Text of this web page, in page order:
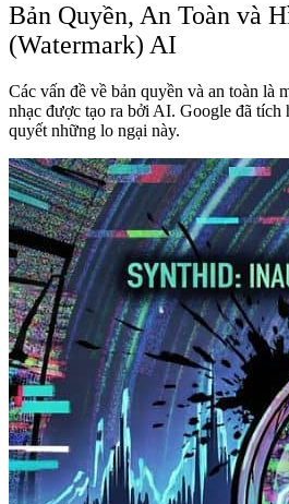
Bản Quyền, An Toàn và
(Watermark) AI
Các vấn đề về bản quyền và an toàn là
nhạc được tạo ra bởi AI. Google đã tích
quyết những lo ngại này.